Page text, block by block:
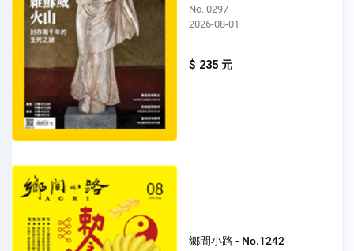
No. 0297
2026-08-01
$ 235 元
鄉間小路 - No.1242